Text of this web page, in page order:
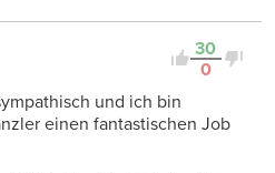
30
0
und ich bin
einen fantastischen Job